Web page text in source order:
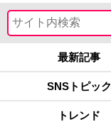
最新記事
SNSトピック
トレンド